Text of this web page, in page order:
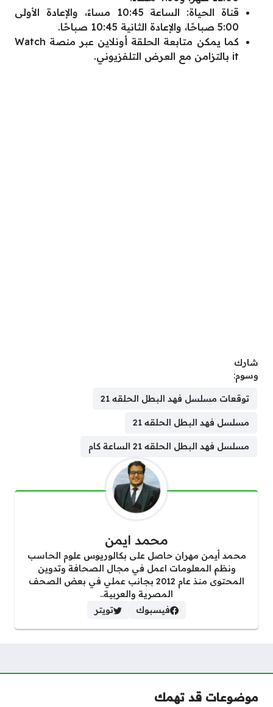
قناة الحياة: الساعة 10:45 مساءً، والإعادة الأولى
5:00 صباحًا، والإعادة الثانية 10:45 صباحًا.
كما يمكن متابعة الحلقة أونلاين عبر منصة Watch
it بالتزامن مع العرض التلفزيوني.
شارك
وسوم:
توقعات مسلسل فهد البطل الحلقه 21
مسلسل فهد البطل الحلقه 21
مسلسل فهد البطل الحلقه 21 الساعة كام
محمد ايمن
محمد أيمن مهران حاصل على بكالوريوس علوم الحاسب
ونظم المعلومات اعمل في مجال الصحافة وتدوين
المحتوى منذ عام 2012 بجانب عملي في بعض الصحف
المصرية والعربية..
فيسبوك
تويتر
موضوعات قد تهمك